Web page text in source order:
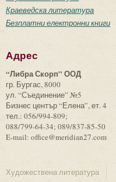
Краеведска литература
Безплатни електронни книги
Адрес
“Либра Скорп” ООД
гр. Бургас, 8000
ул. “Съединение” №5
Бизнес център “Елена”, ет. 4
тел.: 056/994-809;
088/799-64-34; 089/837-85-50
E-mail: office@meridian27.com
Художествена литература